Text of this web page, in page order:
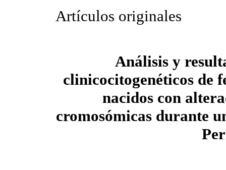
Artículos originales
Análisis y
clinicocitogenéticos de
nacidos con
cromosómicas durante